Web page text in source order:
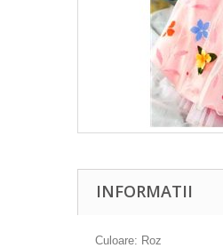
INFORMATII
Culoare: Roz